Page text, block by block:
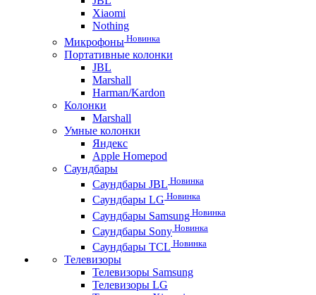
Xiaomi
Nothing
Микрофоны Новинка
Портативные колонки
JBL
Marshall
Harman/Kardon
Колонки
Marshall
Умные колонки
Яндекс
Apple Homepod
Саундбары
Саундбары JBL Новинка
Саундбары LG Новинка
Саундбары Samsung Новинка
Саундбары Sony Новинка
Саундбары TCL Новинка
Телевизоры
Телевизоры Samsung
Телевизоры LG